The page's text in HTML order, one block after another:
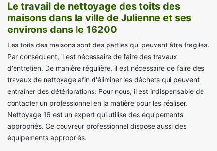
Le travail de nettoyage des toits des
maisons dans la ville de Julienne et ses
environs dans le 16200
Les toits des maisons sont des parties qui peuvent être fragiles.
Par conséquent, il est nécessaire de faire des travaux
d'entretien. De manière régulière, il est nécessaire de faire des
travaux de nettoyage afin d'éliminer les déchets qui peuvent
entraîner des détériorations. Pour nous, il est indispensable de
contacter un professionnel en la matière pour les réaliser.
Nettoyage 16 est un expert qui utilise des équipements
appropriés. Ce couvreur professionnel dispose aussi des
équipements appropriés.